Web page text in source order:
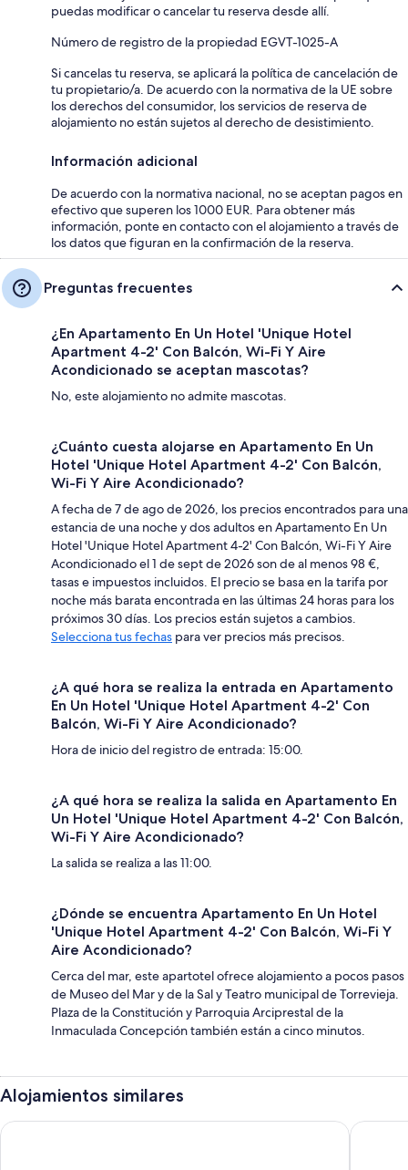
puedas modificar o cancelar tu reserva desde allí.
Número de registro de la propiedad EGVT-1025-A
Si cancelas tu reserva, se aplicará la política de cancelación de
tu propietario/a. De acuerdo con la normativa de la UE sobre
los derechos del consumidor, los servicios de reserva de
alojamiento no están sujetos al derecho de desistimiento.
Información adicional
De acuerdo con la normativa nacional, no se aceptan pagos en
efectivo que superen los 1000 EUR. Para obtener más
información, ponte en contacto con el alojamiento a través de
los datos que figuran en la confirmación de la reserva.
Preguntas frecuentes
¿En Apartamento En Un Hotel 'Unique Hotel
Apartment 4-2' Con Balcón, Wi-Fi Y Aire
Acondicionado se aceptan mascotas?
No, este alojamiento no admite mascotas.
¿Cuánto cuesta alojarse en Apartamento En Un
Hotel 'Unique Hotel Apartment 4-2' Con Balcón,
Wi-Fi Y Aire Acondicionado?
A fecha de 7 de ago de 2026, los precios encontrados para una
estancia de una noche y dos adultos en Apartamento En Un
Hotel 'Unique Hotel Apartment 4-2' Con Balcón, Wi-Fi Y Aire
Acondicionado el 1 de sept de 2026 son de al menos 98 €,
tasas e impuestos incluidos. El precio se basa en la tarifa por
noche más barata encontrada en las últimas 24 horas para los
próximos 30 días. Los precios están sujetos a cambios.
Selecciona tus fechas para ver precios más precisos.
¿A qué hora se realiza la entrada en Apartamento
En Un Hotel 'Unique Hotel Apartment 4-2' Con
Balcón, Wi-Fi Y Aire Acondicionado?
Hora de inicio del registro de entrada: 15:00.
¿A qué hora se realiza la salida en Apartamento En
Un Hotel 'Unique Hotel Apartment 4-2' Con Balcón,
Wi-Fi Y Aire Acondicionado?
La salida se realiza a las 11:00.
¿Dónde se encuentra Apartamento En Un Hotel
'Unique Hotel Apartment 4-2' Con Balcón, Wi-Fi Y
Aire Acondicionado?
Cerca del mar, este apartotel ofrece alojamiento a pocos pasos
de Museo del Mar y de la Sal y Teatro municipal de Torrevieja.
Plaza de la Constitución y Parroquia Arciprestal de la
Inmaculada Concepción también están a cinco minutos.
Alojamientos similares
Hostal Pensimar Hotel